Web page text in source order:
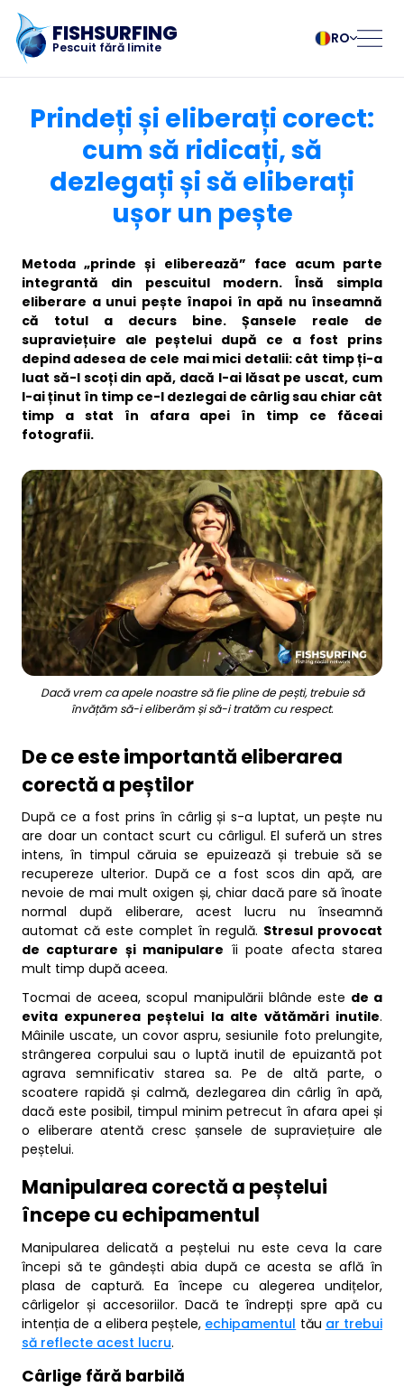
FISHSURFING
Pescuit fără limite
RO
български
Čeština
Dansk
Deutsch
English
Español
Italiano
Magyar
Nederlands
Polski
Português
Românesc
Slovenčina
Svenska
Türk
Українська
Pagina de pornire
Despre aplicație
Fishsurfing
Business
Prindeți și eliberați corect:
cum să ridicați, să
dezlegați și să eliberați
ușor un pește
Metoda „prinde și eliberează” face acum parte
integrantă din pescuitul modern. Însă simpla
eliberare a unui pește înapoi în apă nu înseamnă
că totul a decurs bine. Șansele reale de
supraviețuire ale peștelui după ce a fost prins
depind adesea de cele mai mici detalii: cât timp ți-a
luat să-l scoți din apă, dacă l-ai lăsat pe uscat, cum
l-ai ținut în timp ce-l dezlegai de cârlig sau chiar cât
timp a stat în afara apei în timp ce făceai
fotografii.
Dacă vrem ca apele noastre să fie pline de pești, trebuie să
învățăm să-i eliberăm și să-i tratăm cu respect.
De ce este importantă eliberarea
corectă a peștilor
După ce a fost prins în cârlig și s-a luptat, un pește nu
are doar un contact scurt cu cârligul. El suferă un stres
intens, în timpul căruia se epuizează și trebuie să se
recupereze ulterior. După ce a fost scos din apă, are
nevoie de mai mult oxigen și, chiar dacă pare să înoate
normal după eliberare, acest lucru nu înseamnă
automat că este complet în regulă. Stresul provocat
de capturare și manipulare îi poate afecta starea
mult timp după aceea.
Tocmai de aceea, scopul manipulării blânde este de a
evita expunerea peștelui la alte vătămări inutile.
Mâinile uscate, un covor aspru, sesiunile foto prelungite,
strângerea corpului sau o luptă inutil de epuizantă pot
agrava semnificativ starea sa. Pe de altă parte, o
scoatere rapidă și calmă, dezlegarea din cârlig în apă,
dacă este posibil, timpul minim petrecut în afara apei și
o eliberare atentă cresc șansele de supraviețuire ale
peștelui.
Manipularea corectă a peștelui
începe cu echipamentul
Manipularea delicată a peștelui nu este ceva la care
începi să te gândești abia după ce acesta se află în
plasa de captură. Ea începe cu alegerea undițelor,
cârligelor și accesoriilor. Dacă te îndrepți spre apă cu
intenția de a elibera peștele, echipamentul tău ar trebui
să reflecte acest lucru.
Cârlige fără barbilă